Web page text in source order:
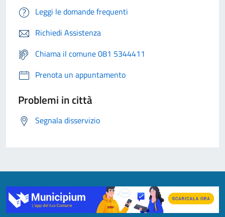
Leggi le domande frequenti
Richiedi Assistenza
Chiama il comune 081 5344411
Prenota un appuntamento
Problemi in città
Segnala disservizio